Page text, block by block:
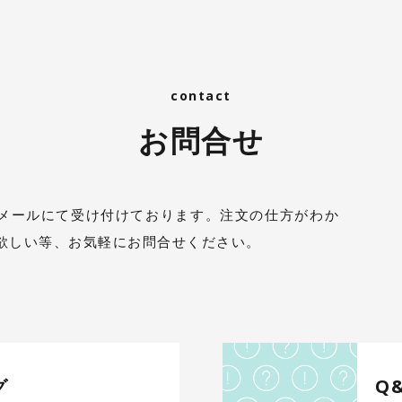
お問合せ
ールにて受け付けております。注文の仕方がわか
い等、お気軽にお問合せください。